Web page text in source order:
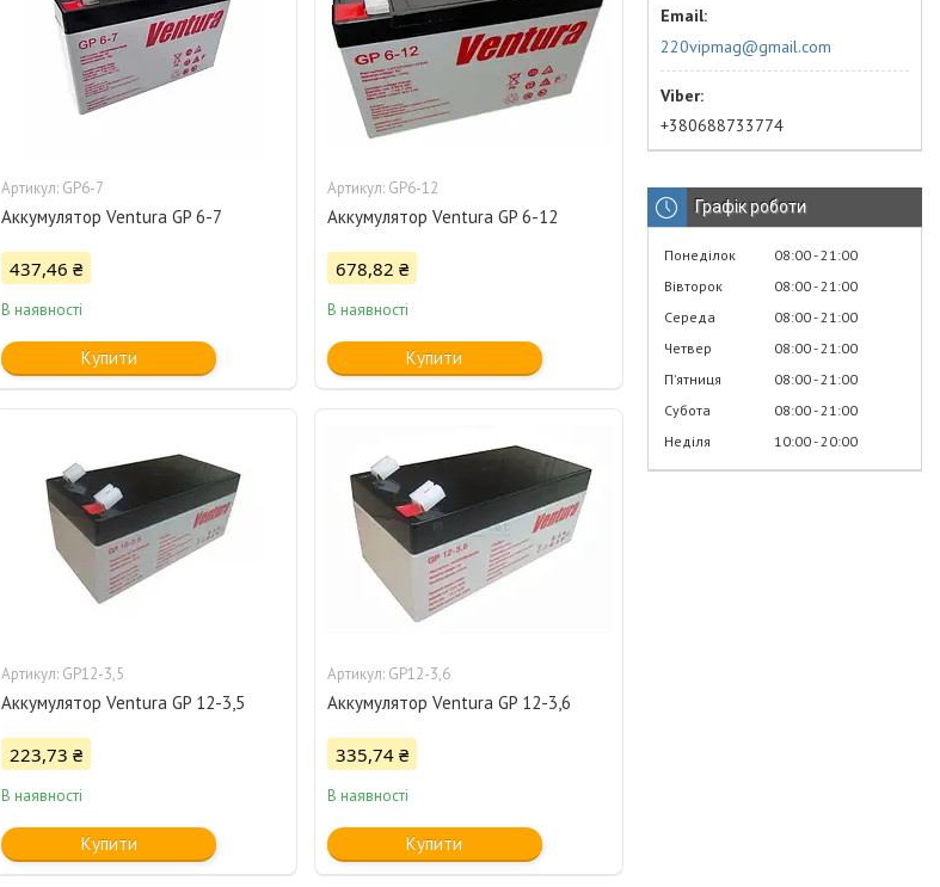
GP6-7
Аккумулятор Ventura GP 6-7
437,46 ₴
В наявності
Купити
GP6-12
Аккумулятор Ventura GP 6-12
678,82 ₴
В наявності
Купити
GP12-3,5
Аккумулятор Ventura GP 12-3,5
223,73 ₴
В наявності
Купити
GP12-3,6
Аккумулятор Ventura GP 12-3,6
335,74 ₴
В наявності
Купити
220vipmag@gmail.com
+380688733774
Графік роботи
Понеділок 08:00 21:00
Вівторок
08:00 21:00
Середа
08:00 21:00
Четвер
08:00 21:00
Пʼятниця
08:00 21:00
Субота
08:00 21:00
Неділя
10:00 20:00